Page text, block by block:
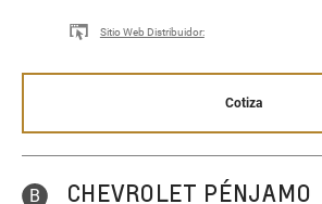
Sitio Web Distribuidor:
Cotiza
B CHEVROLET PÉNJAMO